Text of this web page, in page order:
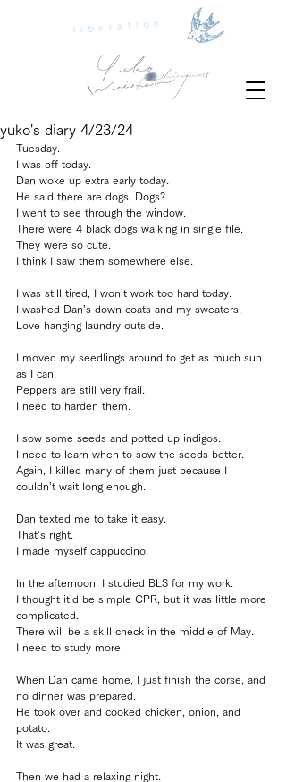
liberation
yuko's diary 4/23/24
Tuesday.
I was off today.
Dan woke up extra early today.
He said there are dogs. Dogs?
I went to see through the window.
There were 4 black dogs walking in single file.
They were so cute.
I think I saw them somewhere else.
I was still tired, I won’t work too hard today.
I washed Dan’s down coats and my sweaters.
Love hanging laundry outside.
I moved my seedlings around to get as much sun
as I can.
Peppers are still very frail.
I need to harden them.
I sow some seeds and potted up indigos.
I need to learn when to sow the seeds better.
Again, I killed many of them just because I
couldn’t wait long enough.
Dan texted me to take it easy.
That’s right.
I made myself cappuccino.
In the afternoon, I studied BLS for my work.
I thought it’d be simple CPR, but it was little more
complicated.
There will be a skill check in the middle of May.
I need to study more.
When Dan came home, I just finish the corse, and
no dinner was prepared.
He took over and cooked chicken, onion, and
potato.
It was great.
Then we had a relaxing night.